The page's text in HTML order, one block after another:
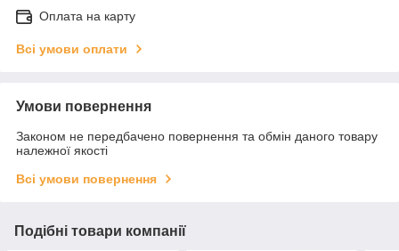
Оплата на карту
Всі умови оплати
Умови повернення
Законом не передбачено повернення та обмін даного товару
належної якості
Всі умови повернення
Подібні товари компанії